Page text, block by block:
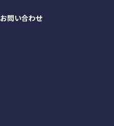
お問い合わせ